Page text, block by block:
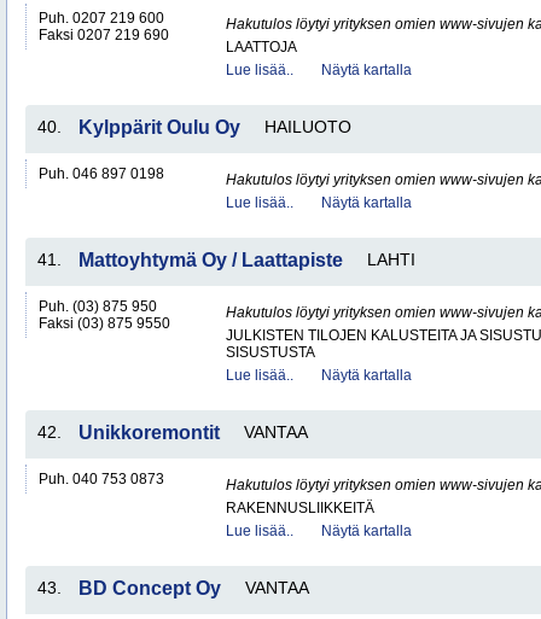
Puh. 0207 219 600
Faksi 0207 219 690
Hakutulos löytyi yrityksen omien www-sivujen
LAATTOJA
Lue lisää..
Näytä kartalla
40. Kylppärit Oulu Oy HAILUOTO
Puh. 046 897 0198
Hakutulos löytyi yrityksen omien www-sivujen
Lue lisää..
Näytä kartalla
41. Mattoyhtymä Oy / Laattapiste LAHTI
Puh. (03) 875 950
Faksi (03) 875 9550
Hakutulos löytyi yrityksen omien www-sivujen
JULKISTEN TILOJEN KALUSTEITA JA
SISUSTUSTA
Lue lisää..
Näytä kartalla
42. Unikkoremontit VANTAA
Puh. 040 753 0873
Hakutulos löytyi yrityksen omien www-sivujen
RAKENNUSLIIKKEITÄ
Lue lisää..
Näytä kartalla
43. BD Concept Oy VANTAA